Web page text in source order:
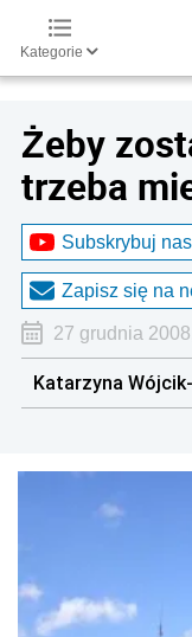
Kategorie
Żeby
trzeba
Subskrybuj
Zapisz się na
27 grudnia
Katarzyna